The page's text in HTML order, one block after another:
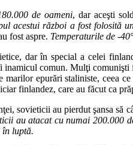
de oameni, dar aceşti
acestui război a fost folosită
fost aspre. Temperaturile de -40°
dar în special a celei
comun. Mulţi
epurări staliniste, ceea
finlandez, care au făcut ca
sovieticii au pierdut şansa să
au atacat cu numai 200.000
luptă.